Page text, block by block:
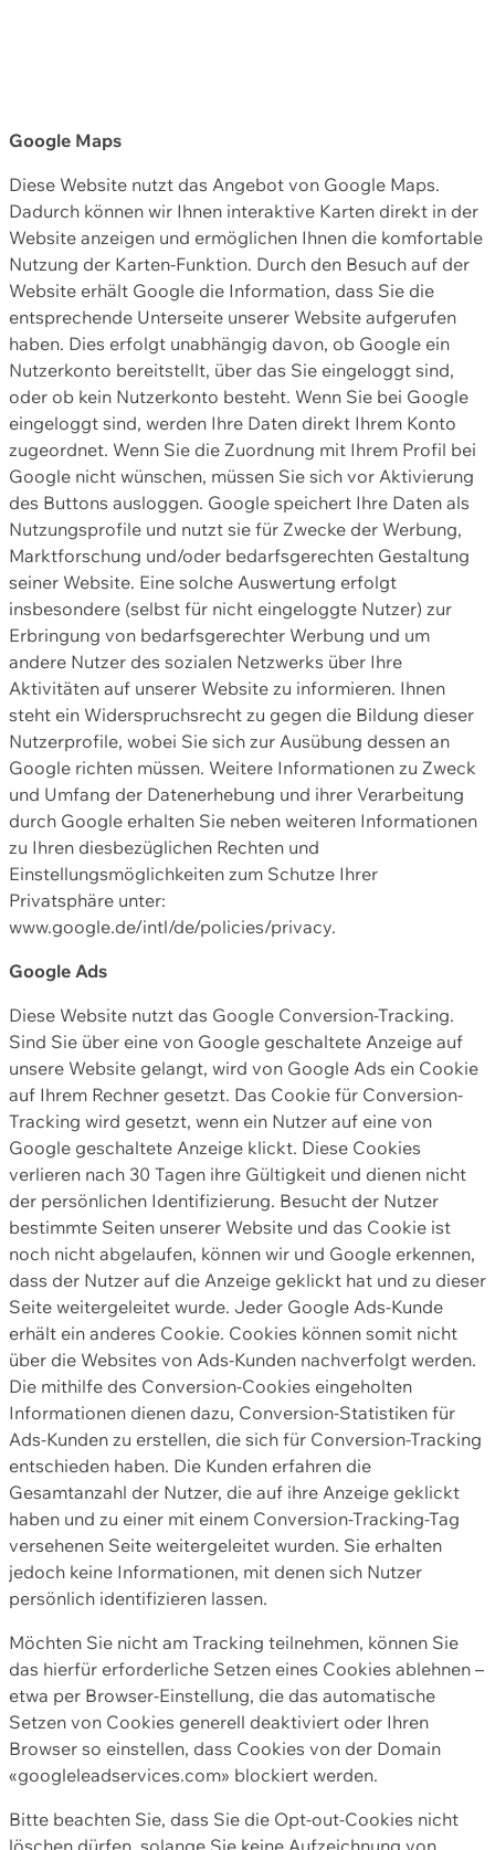
Google Maps
Diese Website nutzt das Angebot von Google Maps.
Dadurch können wir Ihnen interaktive Karten direkt in der
Website anzeigen und ermöglichen Ihnen die komfortable
Nutzung der Karten-Funktion. Durch den Besuch auf der
Website erhält Google die Information, dass Sie die
entsprechende Unterseite unserer Website aufgerufen
haben. Dies erfolgt unabhängig davon, ob Google ein
Nutzerkonto bereitstellt, über das Sie eingeloggt sind,
oder ob kein Nutzerkonto besteht. Wenn Sie bei Google
eingeloggt sind, werden Ihre Daten direkt Ihrem Konto
zugeordnet. Wenn Sie die Zuordnung mit Ihrem Profil bei
Google nicht wünschen, müssen Sie sich vor Aktivierung
des Buttons ausloggen. Google speichert Ihre Daten als
Nutzungsprofile und nutzt sie für Zwecke der Werbung,
Marktforschung und/oder bedarfsgerechten Gestaltung
seiner Website. Eine solche Auswertung erfolgt
insbesondere (selbst für nicht eingeloggte Nutzer) zur
Erbringung von bedarfsgerechter Werbung und um
andere Nutzer des sozialen Netzwerks über Ihre
Aktivitäten auf unserer Website zu informieren. Ihnen
steht ein Widerspruchsrecht zu gegen die Bildung dieser
Nutzerprofile, wobei Sie sich zur Ausübung dessen an
Google richten müssen. Weitere Informationen zu Zweck
und Umfang der Datenerhebung und ihrer Verarbeitung
durch Google erhalten Sie neben weiteren Informationen
zu Ihren diesbezüglichen Rechten und
Einstellungsmöglichkeiten zum Schutze Ihrer
Privatsphäre unter:
www.google.de/intl/de/policies/privacy.
Google Ads
Diese Website nutzt das Google Conversion-Tracking.
Sind Sie über eine von Google geschaltete Anzeige auf
unsere Website gelangt, wird von Google Ads ein Cookie
auf Ihrem Rechner gesetzt. Das Cookie für Conversion-
Tracking wird gesetzt, wenn ein Nutzer auf eine von
Google geschaltete Anzeige klickt. Diese Cookies
verlieren nach 30 Tagen ihre Gültigkeit und dienen nicht
der persönlichen Identifizierung. Besucht der Nutzer
bestimmte Seiten unserer Website und das Cookie ist
noch nicht abgelaufen, können wir und Google erkennen,
dass der Nutzer auf die Anzeige geklickt hat und zu dieser
Seite weitergeleitet wurde. Jeder Google Ads-Kunde
erhält ein anderes Cookie. Cookies können somit nicht
über die Websites von Ads-Kunden nachverfolgt werden.
Die mithilfe des Conversion-Cookies eingeholten
Informationen dienen dazu, Conversion-Statistiken für
Ads-Kunden zu erstellen, die sich für Conversion-Tracking
entschieden haben. Die Kunden erfahren die
Gesamtanzahl der Nutzer, die auf ihre Anzeige geklickt
haben und zu einer mit einem Conversion-Tracking-Tag
versehenen Seite weitergeleitet wurden. Sie erhalten
jedoch keine Informationen, mit denen sich Nutzer
persönlich identifizieren lassen.
Möchten Sie nicht am Tracking teilnehmen, können Sie
das hierfür erforderliche Setzen eines Cookies ablehnen –
etwa per Browser-Einstellung, die das automatische
Setzen von Cookies generell deaktiviert oder Ihren
Browser so einstellen, dass Cookies von der Domain
«googleleadservices.com» blockiert werden.
Bitte beachten Sie, dass Sie die Opt-out-Cookies nicht